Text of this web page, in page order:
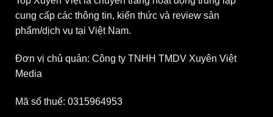
cung cấp các thông tin, kiến thức và review sản
phẩm/dịch vụ tại Việt Nam.
Đơn vị chủ quản: Công ty TNHH TMDV Xuyên Việt
Media
Mã số thuế: 0315964953